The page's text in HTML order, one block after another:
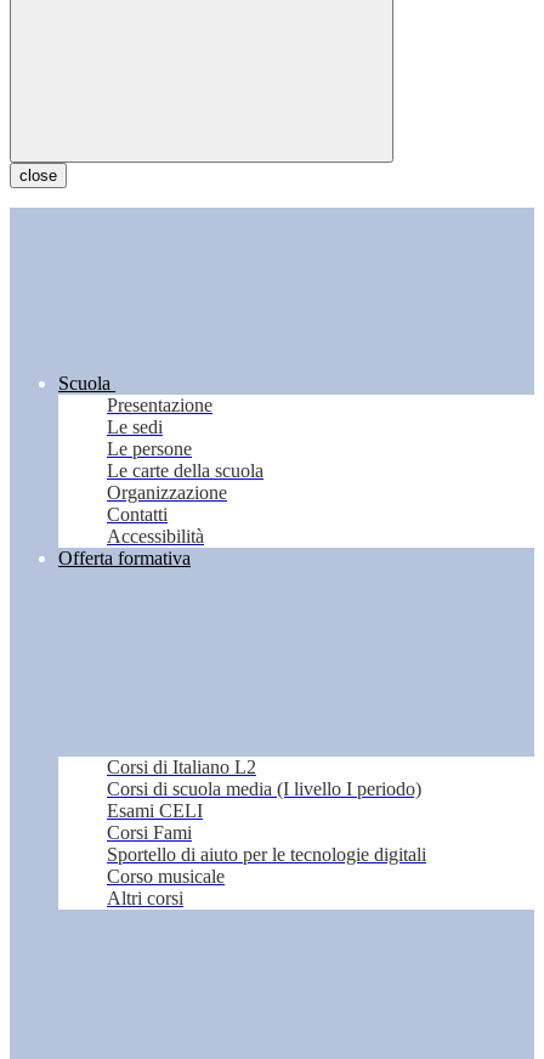
close
Scuola
Presentazione
Le sedi
Le persone
Le carte della scuola
Organizzazione
Contatti
Accessibilità
Offerta formativa
Corsi di Italiano L2
Corsi di scuola media (I livello I periodo)
Esami CELI
Corsi Fami
Sportello di aiuto per le tecnologie digitali
Corso musicale
Altri corsi